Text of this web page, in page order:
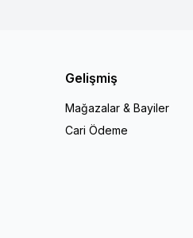
Gelişmiş
Mağazalar & Bayiler
Cari Ödeme